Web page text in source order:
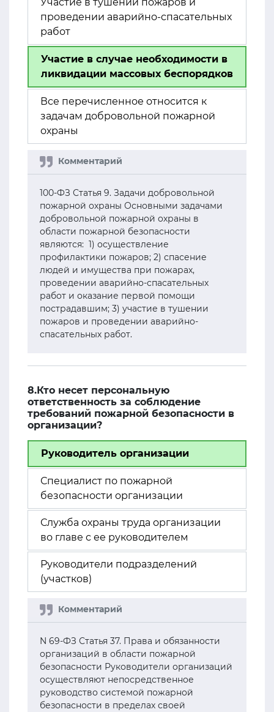
проведении аварийно-спасательных
работ
Участие в случае необходимости в
ликвидации массовых беспорядков
Все перечисленное относится к
задачам добровольной пожарной
охраны
100-ФЗ Статья 9. Задачи добровольной
пожарной охраны Основными задачами
добровольной пожарной охраны в
области пожарной безопасности
являются: 1) осуществление
профилактики пожаров; 2) спасение
людей и имущества при пожарах,
проведении аварийно-спасательных
работ и оказание первой помощи
пострадавшим; 3) участие в тушении
пожаров и проведении аварийно-
спасательных работ.
8.Кто несет персональную
ответственность за соблюдение
требований пожарной безопасности в
организации?
Руководитель организации
Специалист по пожарной
безопасности организации
Служба охраны труда организации
во главе с ее руководителем
Руководители подразделений
(участков)
N 69-ФЗ Статья 37. Права и обязанности
организаций в области пожарной
безопасности Руководители организаций
осуществляют непосредственное
руководство системой пожарной
безопасности в пределах своей